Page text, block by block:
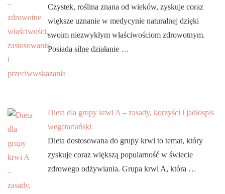
Czystek, roślina znana od wieków, zyskuje coraz
większe uznanie w medycynie naturalnej dzięki
swoim niezwykłym właściwościom zdrowotnym.
Posiada silne działanie …
Dieta dla grupy krwi A – zasady, korzyści i jadłospis
wegetariański
Dieta dostosowana do grupy krwi to temat, który
zyskuje coraz większą popularność w świecie
zdrowego odżywiania. Grupa krwi A, która …